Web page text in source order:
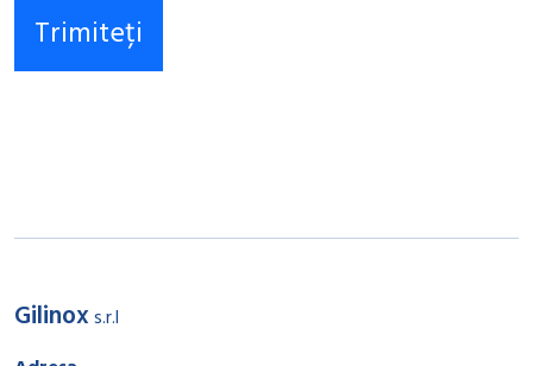
Gilinoxs.r.l